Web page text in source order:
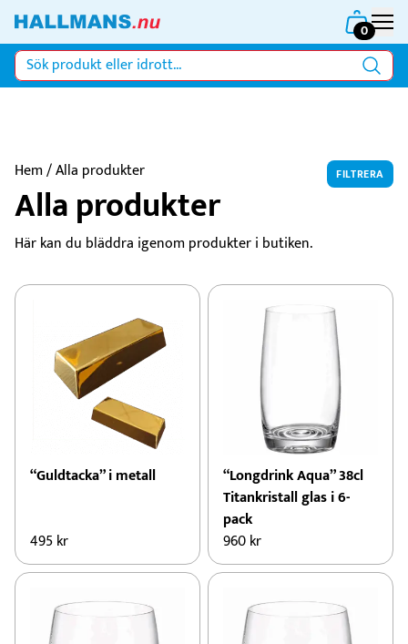
0
FILTRERA
Hem/ Alla produkter
Alla produkter
Här kan du bläddra igenom produkter i butiken.
“Guldtacka” i metall
495kr
“Longdrink Aqua” 38cl
Titankristall glas i 6-
pack
960kr